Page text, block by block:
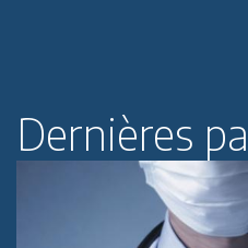
Dernières